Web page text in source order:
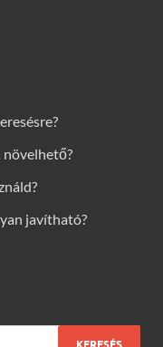
növelhető?
javítható?